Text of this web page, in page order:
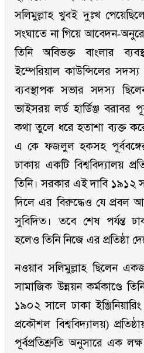
সলিমুল্লাহ খুবই দুঃখ
সংঘাতে না গিয়ে আবেদন-
তিনি অবিভক্ত বাংলার
ইম্পেরিয়াল কাউন্সিলের
ব্যবস্থাপক সভার সদস্য
ভাইসরয় লর্ড হার্ডিঞ্জ বরাবর
কথা তুলে ধরে হতাশা ব্যক্ত
এ কে ফজলুল হকসহ
ঢাকায় একটি বিশ্ববিদ্যালয়
তিনি। সরকার এই দাবি ১৯১২
দিলে এর বিরুদ্ধেও যে প্রবল
সুবিদিত। তবে শেষ পর্যন্ত
হলেও তিনি নিজে এর প্রতিষ্ঠা
নওয়াব সলিমুল্লাহ ছিলেন
সামাজিক উন্নয়ন কর্মকাণ্ডে
১৯০২ সালে ঢাকা
প্রকৌশল বিশ্ববিদ্যালয়)
পূর্বপ্রতিশ্রুতি অনুসারে এক